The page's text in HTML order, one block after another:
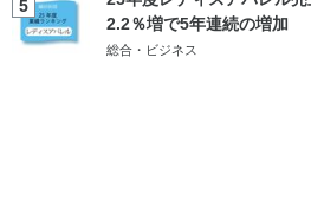
5
2.2％増で5年連続の増加
総合・ビジネス